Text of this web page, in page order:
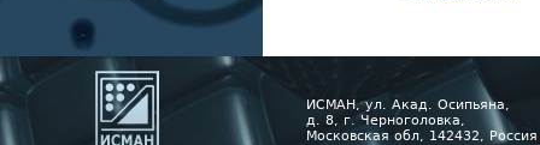
ИСМАН, ул. Акад. Осипьяна,
д. 8, г. Черноголовка,
Московская обл, 142432, Россия